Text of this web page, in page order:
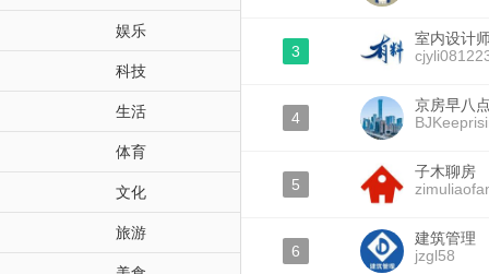
娱乐
科技
生活
体育
文化
旅游
3
室内设计
4
京房早八
5
子木聊房
6
建筑管理
jzgl58